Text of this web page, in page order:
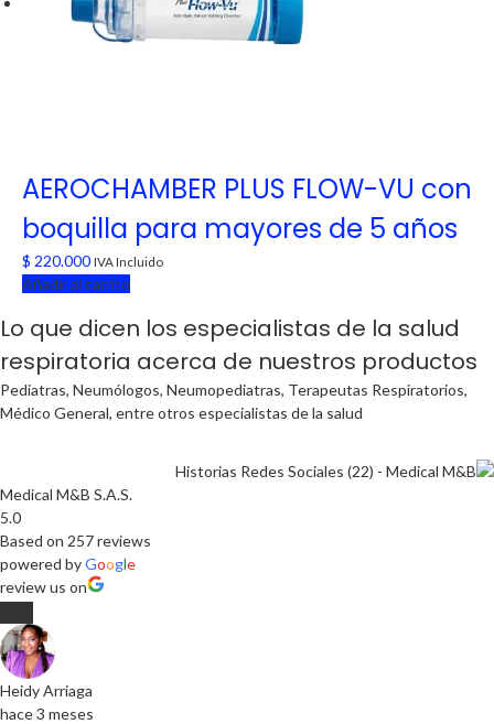
AEROCHAMBER PLUS FLOW-VU con
boquilla para mayores de 5 años
$ 220.000 IVA Incluido
Añadir al carrito
Lo que dicen los especialistas de la salud
respiratoria acerca de nuestros productos
Pediatras, Neumólogos, Neumopediatras, Terapeutas Respiratorios,
Médico General, entre otros especialistas de la salud
Medical M&B S.A.S.
5.0
Based on 257 reviews
powered byGoogle
review us on
Heidy Arriaga
hace 3 meses